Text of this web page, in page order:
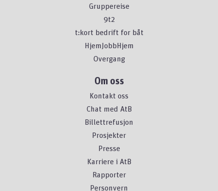
Gruppereise
9t2
t:kort bedrift for båt
HjemJobbHjem
Overgang
Om oss
Kontakt oss
Chat med AtB
Billettrefusjon
Prosjekter
Presse
Karriere i AtB
Rapporter
Personvern